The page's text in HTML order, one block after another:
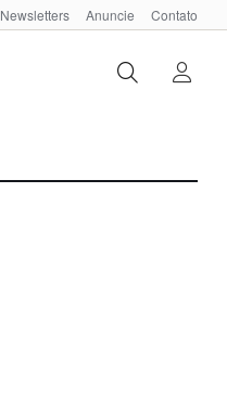
Newsletters Anuncie Contato